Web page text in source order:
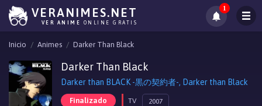
VERANIMES.NET
VER ANIME ONLINE GRATIS
1
Inicio Animes Darker Than Black
Darker Than Black
Darker than BLACK -黒の契約者-, Darker than Black
Finalizado TV 2007